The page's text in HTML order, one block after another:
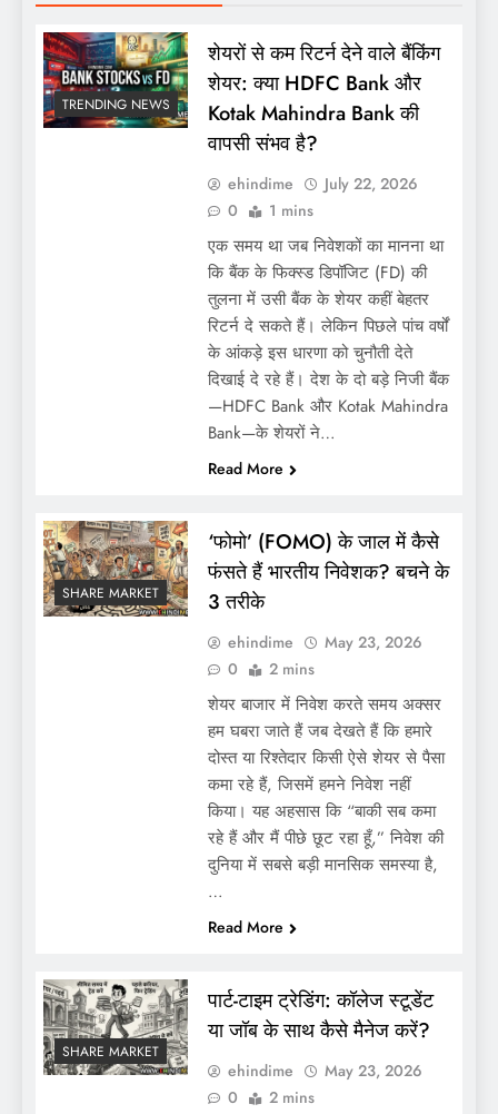
TRENDING NEWS
शेयरों से कम रिटर्न देने वाले बैंकिंग
शेयर: क्या HDFC Bank और
Kotak Mahindra Bank की
वापसी संभव है?
ehindime
July 22, 2026
0
1 mins
एक समय था जब निवेशकों का मानना था
कि बैंक के फिक्स्ड डिपॉजिट (FD) की
तुलना में उसी बैंक के शेयर कहीं बेहतर
रिटर्न दे सकते हैं। लेकिन पिछले पांच वर्षों
के आंकड़े इस धारणा को चुनौती देते
दिखाई दे रहे हैं। देश के दो बड़े निजी बैंक
—HDFC Bank और Kotak Mahindra
Bank—के शेयरों ने…
Read More
SHARE MARKET
‘फोमो’ (FOMO) के जाल में कैसे
फंसते हैं भारतीय निवेशक? बचने के
3 तरीके
ehindime
May 23, 2026
0
2 mins
शेयर बाजार में निवेश करते समय अक्सर
हम घबरा जाते हैं जब देखते हैं कि हमारे
दोस्त या रिश्तेदार किसी ऐसे शेयर से पैसा
कमा रहे हैं, जिसमें हमने निवेश नहीं
किया। यह अहसास कि “बाकी सब कमा
रहे हैं और मैं पीछे छूट रहा हूँ,” निवेश की
दुनिया में सबसे बड़ी मानसिक समस्या है,
…
Read More
SHARE MARKET
पार्ट-टाइम ट्रेडिंग: कॉलेज स्टूडेंट
या जॉब के साथ कैसे मैनेज करें?
ehindime
May 23, 2026
0
2 mins